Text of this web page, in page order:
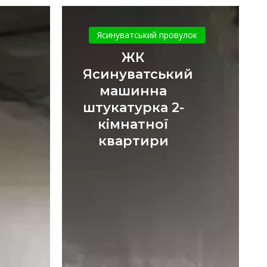
Ясинуватський
машинна
2-
кімнатної
квартири
Ясинуватський провулок
ЖК
Ясинуватський
машинна
штукатурка 2-
кімнатної
квартири